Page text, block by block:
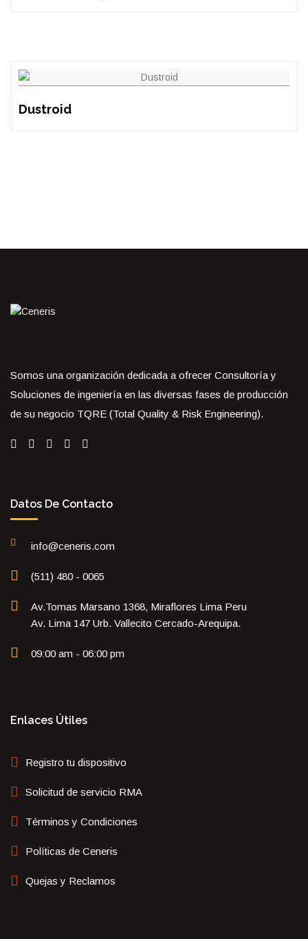
Dustroid
Somos una organización dedicada a ofrecer Consultoría y
Soluciones de ingeniería en las diversas fases de producción
de su negocio TQRE (Total Quality & Risk Engineering).
Datos De Contacto
info@ceneris.com
(511) 480 - 0065
Av.Tomas Marsano 1368, Miraflores Lima Peru
Av. Lima 147 Urb. Vallecito Cercado-Arequipa.
09:00 am - 06:00 pm
Enlaces Útiles
Registro tu dispositivo
Solicitud de servicio RMA
Términos y Condiciones
Políticas de Ceneris
Quejas y Reclamos